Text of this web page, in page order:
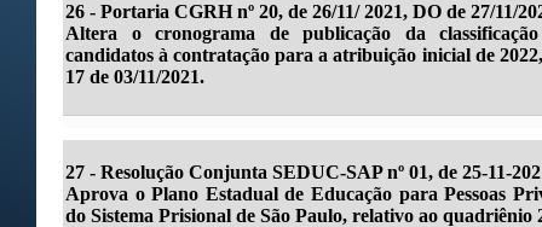
26 - Portaria CGRH nº 20, de 26/11/ 2021, DO de 27/11/
Altera o cronograma de publicação da
candidatos à contratação para a atribuição inicial de
17 de 03/11/2021.
27 - Resolução Conjunta SEDUC-SAP nº 01, de 25-11-
Aprova o Plano Estadual de Educação para Pessoas
do Sistema Prisional de São Paulo, relativo ao quadriênio